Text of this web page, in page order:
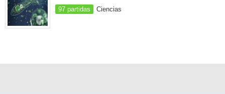
97 partidas Ciencias